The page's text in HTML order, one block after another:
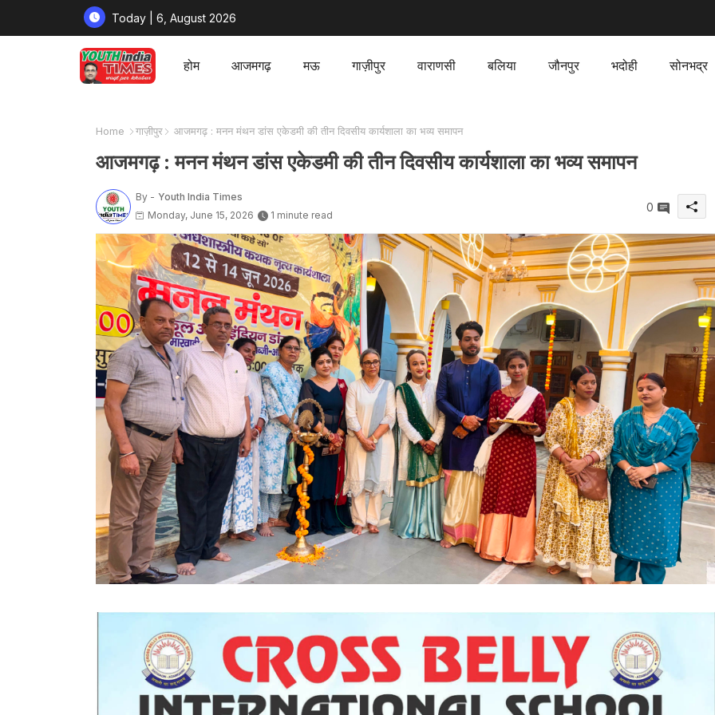
Today | 6, August 2026
होम आजमगढ़ मऊ गाज़ीपुर वाराणसी बलिया जौनपुर भदोही सोनभद्र
Home गाज़ीपुर आजमगढ़ : मनन मंथन डांस एकेडमी की तीन दिवसीय कार्यशाला का भव्य समापन
आजमगढ़ : मनन मंथन डांस एकेडमी की तीन दिवसीय कार्यशाला का भव्य समापन
By - Youth India Times
Monday, June 15, 2026
1 minute read
0